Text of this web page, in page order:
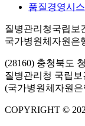
품질경영시
질병관리청국립보
국가병원체자원은
(28160) 충청북도
질병관리청 국립
(국가병원체자원은
COPYRIGHT ©